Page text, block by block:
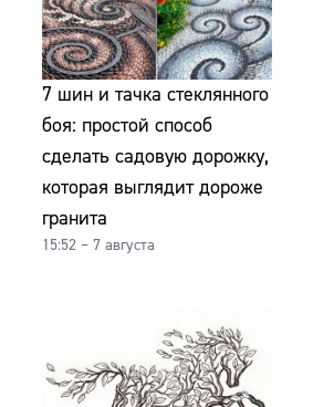
7 шин и тачка стеклянного
боя: простой способ
сделать садовую дорожку,
которая выглядит дороже
гранита
15:52 – 7 августа